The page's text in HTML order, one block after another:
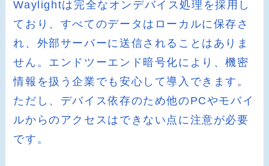
Waylightは完全なオンデバイス処理を採用し
ており、すべてのデータはローカルに保存さ
れ、外部サーバーに送信されることはありま
せん。エンドツーエンド暗号化により、機密
情報を扱う企業でも安心して導入できます。
ただし、デバイス依存のため他のPCやモバイ
ルからのアクセスはできない点に注意が必要
です。